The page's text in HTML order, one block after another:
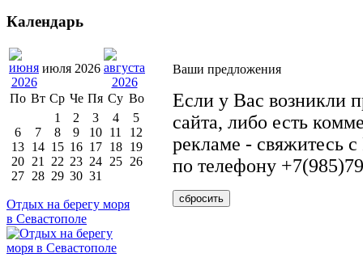
Ваши предложения
Если у Вас возникли
сайта, либо есть
рекламе - свяжитесь
по телефону
сбросить
Календарь
июля 2026
По Вт Ср Че Пя Су Во
1
2 3 4
5
6
7 8 9 10 11
12
13 14 15 16 17 18
19
20 21 22 23 24 25 26
27 28 29 30 31
Отдых на берегу моря
в Севастополе